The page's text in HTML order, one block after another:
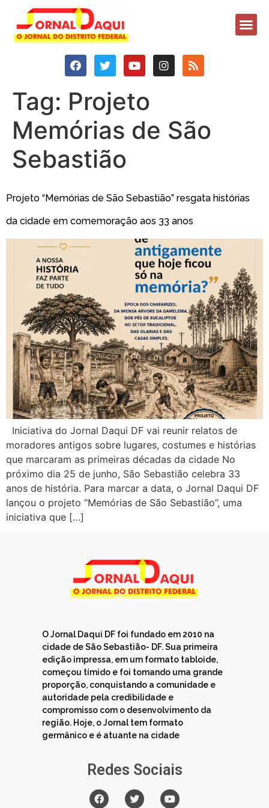
Tag: Projeto
Memórias de São
Sebastião
Projeto “Memórias de São Sebastião” resgata histórias
da cidade em comemoração aos 33 anos
Iniciativa do Jornal Daqui DF vai reunir relatos de
moradores antigos sobre lugares, costumes e histórias
que marcaram as primeiras décadas da cidade No
próximo dia 25 de junho, São Sebastião celebra 33
anos de história. Para marcar a data, o Jornal Daqui DF
lançou o projeto “Memórias de São Sebastião”, uma
iniciativa que […]
O Jornal Daqui DF foi fundado em 2010 na
cidade de São Sebastião- DF. Sua primeira
edição impressa, em um formato tabloide,
começou tímido e foi tomando uma grande
proporção, conquistando a comunidade e
autoridade pela credibilidade e
compromisso com o desenvolvimento da
região. Hoje, o Jornal tem formato
germânico e é atuante na cidade
Redes Sociais